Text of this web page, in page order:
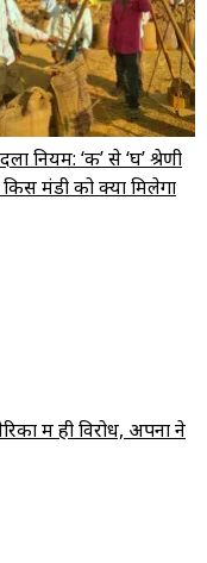
नियम: ‘क’ से ‘घ’ श्रेणी
मंडी को क्या मिलेगा
में ही विरोध, अपनों ने